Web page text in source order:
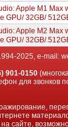
Apple M1 Max
GPU/ 32GB/
Apple M2 Max
GPU/ 32GB/
2025, e-mail:
901-0150
для звонков
сайте,